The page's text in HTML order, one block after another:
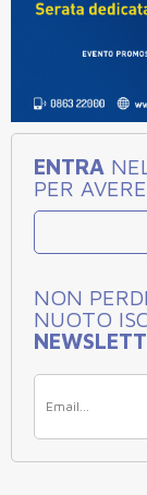
ENTRA
PER
NON
NUOTO